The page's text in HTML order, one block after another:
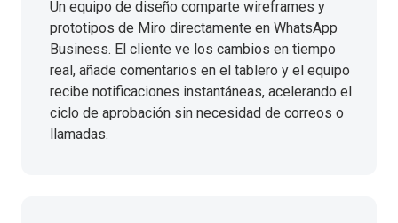
Un equipo de diseño comparte wireframes y
prototipos de Miro directamente en WhatsApp
Business. El cliente ve los cambios en tiempo
real, añade comentarios en el tablero y el equipo
recibe notificaciones instantáneas, acelerando el
ciclo de aprobación sin necesidad de correos o
llamadas.